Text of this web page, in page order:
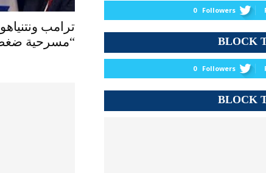
ترامب
“مسرحية
0 Followers
BLOCK
0 Followers
BLOCK